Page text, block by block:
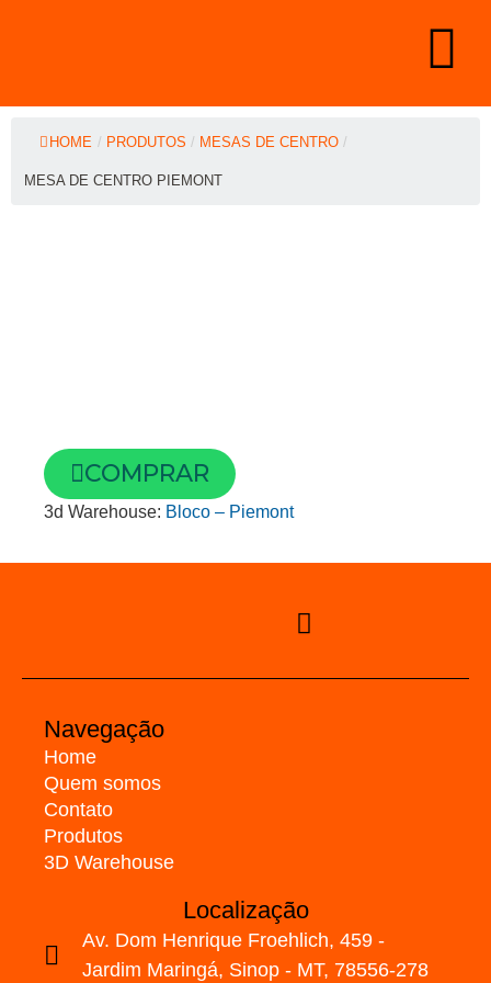
HOME / PRODUTOS / MESAS DE CENTRO /
MESA DE CENTRO PIEMONT
COMPRAR
3d Warehouse: Bloco – Piemont
Navegação
Home
Quem somos
Contato
Produtos
3D Warehouse
Localização
Av. Dom Henrique Froehlich, 459 -
Jardim Maringá, Sinop - MT, 78556-278